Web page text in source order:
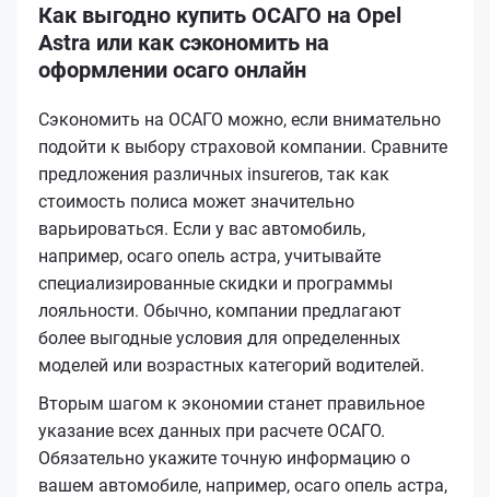
Как выгодно купить ОСАГО на Opel
Astra или как сэкономить на
оформлении осаго онлайн
Сэкономить на ОСАГО можно, если внимательно
подойти к выбору страховой компании. Сравните
предложения различных insurerов, так как
стоимость полиса может значительно
варьироваться. Если у вас автомобиль,
например, осаго опель астра, учитывайте
специализированные скидки и программы
лояльности. Обычно, компании предлагают
более выгодные условия для определенных
моделей или возрастных категорий водителей.
Вторым шагом к экономии станет правильное
указание всех данных при расчете ОСАГО.
Обязательно укажите точную информацию о
вашем автомобиле, например, осаго опель астра,